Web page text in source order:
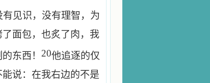
见识，没有理智，为
面包，也炙了肉，我
东西！ 20他追逐的仅
说：在我右边的不是